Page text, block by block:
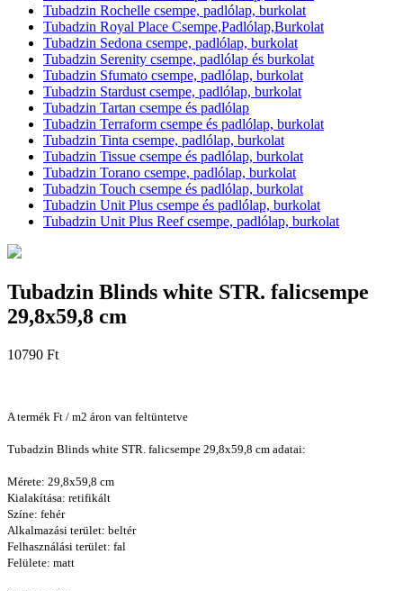
Tubadzin Rochelle csempe, padlólap, burkolat
Tubadzin Royal Place Csempe,Padlólap,Burkolat
Tubadzin Sedona csempe, padlólap, burkolat
Tubadzin Serenity csempe, padlólap és burkolat
Tubadzin Sfumato csempe, padlólap, burkolat
Tubadzin Stardust csempe, padlólap, burkolat
Tubadzin Tartan csempe és padlólap
Tubadzin Terraform csempe és padlólap, burkolat
Tubadzin Tinta csempe, padlólap, burkolat
Tubadzin Tissue csempe és padlólap, burkolat
Tubadzin Torano csempe, padlólap, burkolat
Tubadzin Touch csempe és padlólap, burkolat
Tubadzin Unit Plus csempe és padlólap, burkolat
Tubadzin Unit Plus Reef csempe, padlólap, burkolat
Tubadzin Blinds white STR. falicsempe
29,8x59,8 cm
10790 Ft
A termék Ft / m2 áron van feltüntetve
Tubadzin Blinds white STR. falicsempe 29,8x59,8 cm adatai:
Mérete: 29,8x59,8 cm
Kialakítása: retifikált
Színe: fehér
Alkalmazási terület: beltér
Felhasználási terület: fal
Felülete: matt